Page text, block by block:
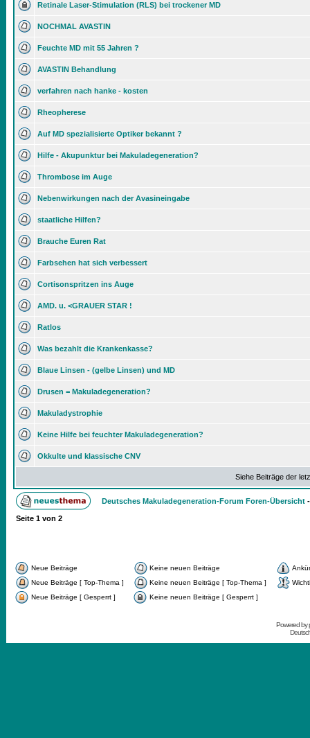
Retinale Laser-Stimulation (RLS) bei trockener MD
NOCHMAL AVASTIN
Feuchte MD mit 55 Jahren ?
AVASTIN Behandlung
verfahren nach hanke - kosten
Rheopherese
Auf MD spezialisierte Optiker bekannt ?
Hilfe - Akupunktur bei Makuladegeneration?
Thrombose im Auge
Nebenwirkungen nach der Avasineingabe
staatliche Hilfen?
Brauche Euren Rat
Farbsehen hat sich verbessert
Cortisonspritzen ins Auge
AMD. u. <GRAUER STAR !
Ratlos
Was bezahlt die Krankenkasse?
Blaue Linsen - (gelbe Linsen) und MD
Drusen = Makuladegeneration?
Makuladystrophie
Keine Hilfe bei feuchter Makuladegeneration?
Okkulte und klassische CNV
Siehe Beiträge der
Deutsches Makuladegeneration-Forum Foren-Übersicht
Seite 1 von 2
Neue Beiträge Keine neuen Beiträge
Neue Beiträge [ Top-Thema ]
Keine neuen Beiträge [ Top-Thema ]
Neue Beiträge [ Gesperrt ]
Keine neuen Beiträge [ Gesperrt ]
Powered by